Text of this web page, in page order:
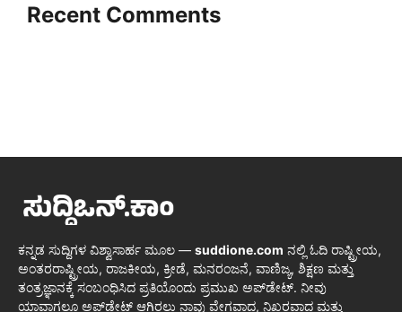
Recent Comments
ಕನ್ನಡ ಸುದ್ದಿಗಳ ವಿಶ್ವಾಸಾರ್ಹ ಮೂಲ — suddione.com ನಲ್ಲಿ ಓದಿ ರಾಷ್ಟ್ರೀಯ,
ಅಂತರರಾಷ್ಟ್ರೀಯ, ರಾಜಕೀಯ, ಕ್ರೀಡೆ, ಮನರಂಜನೆ, ವಾಣಿಜ್ಯ, ಶಿಕ್ಷಣ ಮತ್ತು
ತಂತ್ರಜ್ಞಾನಕ್ಕೆ ಸಂಬಂಧಿಸಿದ ಪ್ರತಿಯೊಂದು ಪ್ರಮುಖ ಅಪ್‌ಡೇಟ್. ನೀವು
ಯಾವಾಗಲೂ ಅಪ್‌ಡೇಟ್ ಆಗಿರಲು ನಾವು ವೇಗವಾದ, ನಿಖರವಾದ ಮತ್ತು